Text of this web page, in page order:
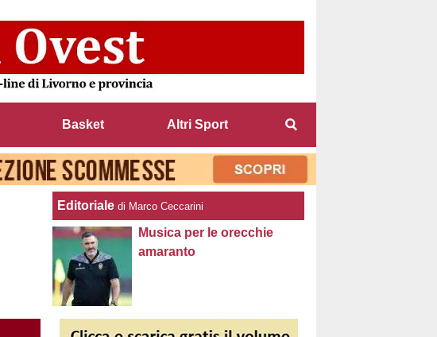
Basket Altri Sport
Editoriale di Marco Ceccarini
Musica per le orecchie
amaranto